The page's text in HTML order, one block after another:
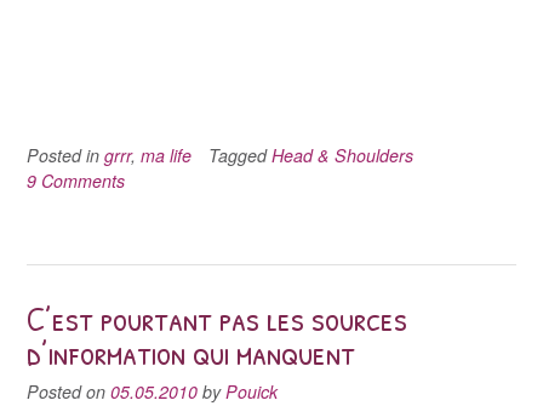
Posted in grrr, ma life TaggedHead & Shoulders
9 Comments
C’est pourtant pas les sources
d’information qui manquent
Posted on 05.05.2010 byPouick